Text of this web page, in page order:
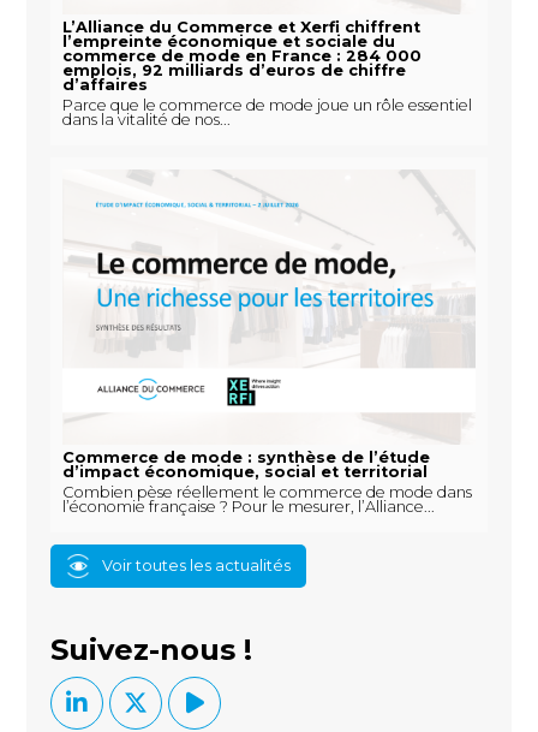
L’Alliance du Commerce et Xerfi chiffrent
l’empreinte économique et sociale du
commerce de mode en France : 284 000
emplois, 92 milliards d’euros de chiffre
d’affaires
Parce que le commerce de mode joue un rôle essentiel
dans la vitalité de nos...
Commerce de mode : synthèse de l’étude
d’impact économique, social et territorial
Combien pèse réellement le commerce de mode dans
l’économie française ? Pour le mesurer, l’Alliance...
Voir toutes les actualités
Suivez-nous !